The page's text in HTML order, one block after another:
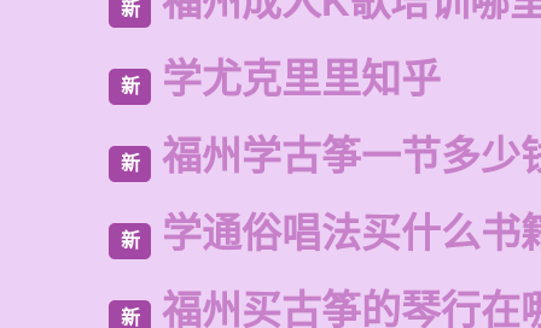
新
新 学尤克里里知乎
新 福州学古筝一节多少
新 学通俗唱法买什么书
新 福州买古筝的琴行在